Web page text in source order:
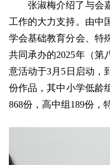
张淑梅介绍了与会
工作的大力支持。由中
学会基础教育分会、特
共同承办的2025年（第
意活动于3月5日启动，
份作品，其中小学低龄
868份，高中组189份，